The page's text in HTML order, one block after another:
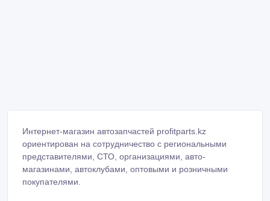
Интернет-магазин автозапчастей profitparts.kz
ориентирован на сотрудничество с региональными
представителями, СТО, организациями, авто-
магазинами, автоклубами, оптовыми и розничными
покупателями.